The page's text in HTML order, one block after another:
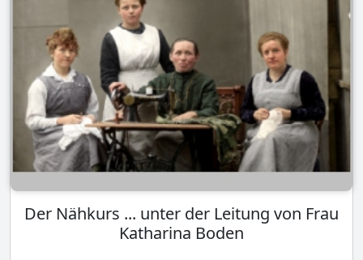
Der Nähkurs ... unter der Leitung von Frau
Katharina Boden